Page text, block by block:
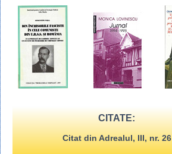
CITATE:
Citat din Adrealul, III, nr. 26